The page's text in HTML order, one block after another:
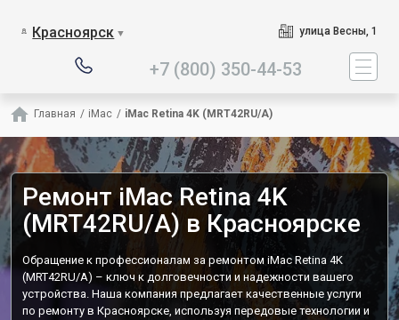
Красноярск ▼ улица Весны, 1
+7 (800) 350-44-53
Главная / iMac / iMac Retina 4K (MRT42RU/A)
Ремонт iMac Retina 4K
(MRT42RU/A) в Красноярске
Обращение к профессионалам за ремонтом iMac Retina 4K
(MRT42RU/A) – ключ к долговечности и надежности вашего
устройства. Наша компания предлагает качественные услуги
по ремонту в Красноярске, используя передовые технологии и